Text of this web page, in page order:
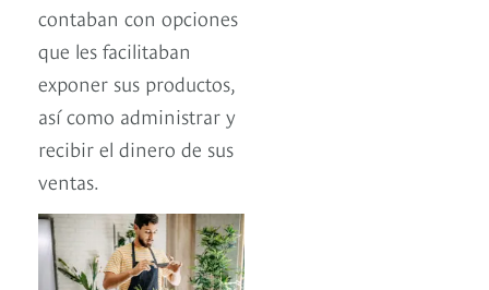
contaban con opciones
que les facilitaban
exponer sus productos,
así como administrar y
recibir el dinero de sus
ventas.